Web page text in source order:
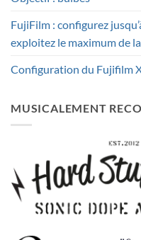
FujiFilm : configurez
exploitez le maximum de
Configuration du Fujifilm
MUSICALEMENT